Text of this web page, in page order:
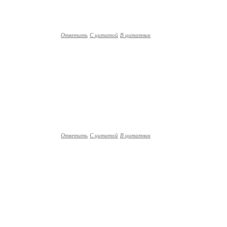
Ответить С цитатой В цитатник
Ответить С цитатой В цитатник